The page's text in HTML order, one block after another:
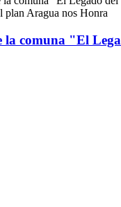
la comuna "El